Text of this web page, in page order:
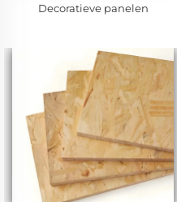
Decoratieve panelen